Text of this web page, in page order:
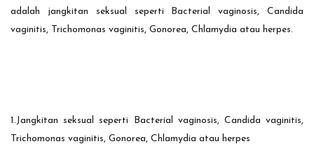
adalah jangkitan seksual seperti Bacterial vaginosis, Candida
vaginitis, Trichomonas vaginitis, Gonorea, Chlamydia atau herpes.
1.Jangkitan seksual seperti Bacterial vaginosis, Candida vaginitis,
Trichomonas vaginitis, Gonorea, Chlamydia atau herpes